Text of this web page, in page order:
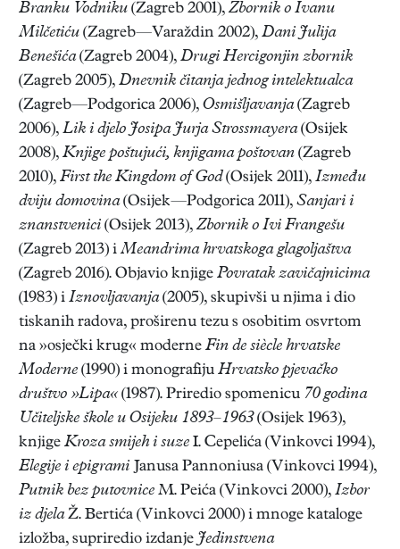
Branku Vodniku (Zagreb 2001), Zbornik o Ivanu
Milčetiću (Zagreb—Varaždin 2002), Dani Julija
Benešića(Zagreb 2004), Drugi Hercigonjin zbornik
(Zagreb 2005), Dnevnik čitanja jednog intelektualca
(Zagreb—Podgorica 2006), Osmišljavanja(Zagreb
2006), Lik i djelo Josipa Jurja Strossmayera(Osijek
2008), Knjige poštujući, knjigama poštovan (Zagreb
2010), First the Kingdom of God(Osijek 2011), Između
dviju domovina(Osijek—Podgorica 2011), Sanjari i
znanstvenici (Osijek 2013), Zbornik o Ivi Frangešu
(Zagreb 2013) iMeandrima hrvatskoga glagoljaštva
(Zagreb 2016). Objavio knjige Povratak zavičajnicima
(1983) i Iznovljavanja(2005), skupivši u njima i dio
tiskanih radova, proširenu tezu s osobitim osvrtom
na »osječki krug« moderne Fin de siècle hrvatske
Moderne (1990) i monografiju Hrvatsko pjevačko
društvo »Lipa« (1987). Priredio spomenicu 70 godina
Učiteljske škole u Osijeku 1893–1963(Osijek 1963),
knjige Kroza smijeh i suze I. Cepelića (Vinkovci 1994),
Elegije i epigrami Janusa Pannoniusa (Vinkovci 1994),
Putnik bez putovnice M. Peića (Vinkovci 2000), Izbor
iz djelaŽ. Bertića (Vinkovci 2000) i mnoge kataloge
izložba, supriredio izdanje Jedinstvena